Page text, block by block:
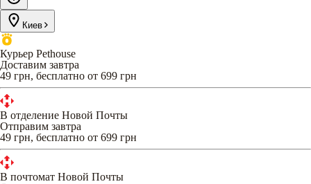
Киев
Курьер Pethouse
Доставим завтра
49 грн, бесплатно от 699 грн
В отделение Новой Почты
Отправим завтра
49 грн, бесплатно от 699 грн
В почтомат Новой Почты